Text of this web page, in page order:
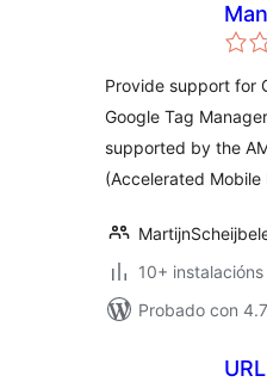
Provide support for
Google Tag
supported by the
(Accelerated Mobile
10+
Probado con